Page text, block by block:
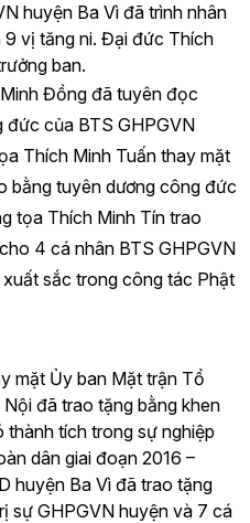
huyện Ba Vì đã trình nhân
vị tăng ni. Đại đức Thích
ban.
Đồng đã tuyên đọc
của BTS GHPGVN
Thích Minh Tuấn thay mặt
bằng tuyên dương công đức
tọa Thích Minh Tín trao
4 cá nhân BTS GHPGVN
sắc trong công tác Phật
mặt Ủy ban Mặt trận Tổ
đã trao tặng bằng khen
thành tích trong sự nghiệp
dân giai đoạn 2016 –
huyện Ba Vì đã trao tặng
sự GHPGVN huyện và 7 cá